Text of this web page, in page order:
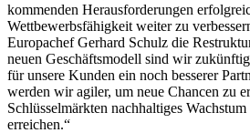
kommenden Herausforderungen
Wettbewerbsfähigkeit weiter zu
Europachef Gerhard Schulz die
neuen Geschäftsmodell sind wir
für unsere Kunden ein noch besserer
werden wir agiler, um neue Chancen zu
Schlüsselmärkten nachhaltiges
erreichen.“